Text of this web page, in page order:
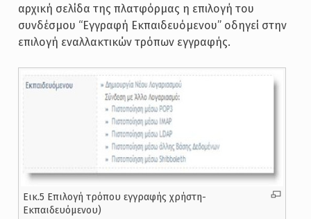
αρχική σελίδα της πλατφόρμας η επιλογή του
συνδέσμου “Εγγραφή Εκπαιδευόμενου” οδηγεί στην
επιλογή εναλλακτικών τρόπων εγγραφής.
Εικ.5 Επιλογή τρόπου εγγραφής χρήστη-
Εκπαιδευόμενου)